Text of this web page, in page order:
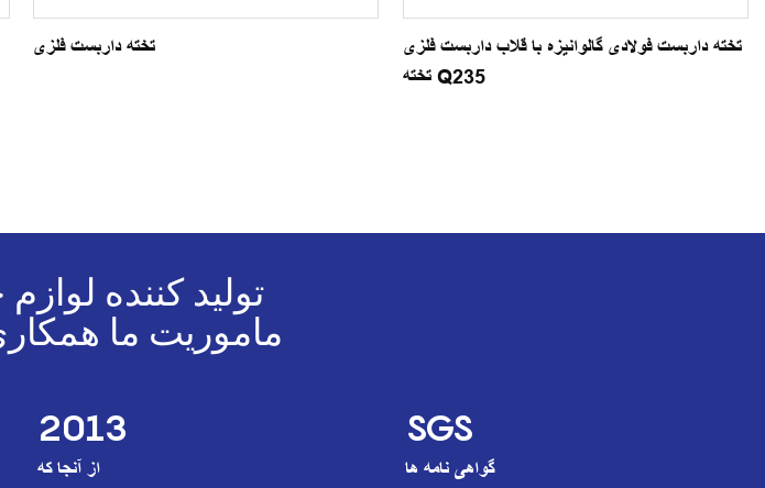
تخته داربست فلزی
تخته داربست فولادی گالوانیزه با قلاب داربست فلزی
تخته Q235
تولید کننده
ماموریت ما
2013
از آنجا که
SGS
گواهی نامه ها